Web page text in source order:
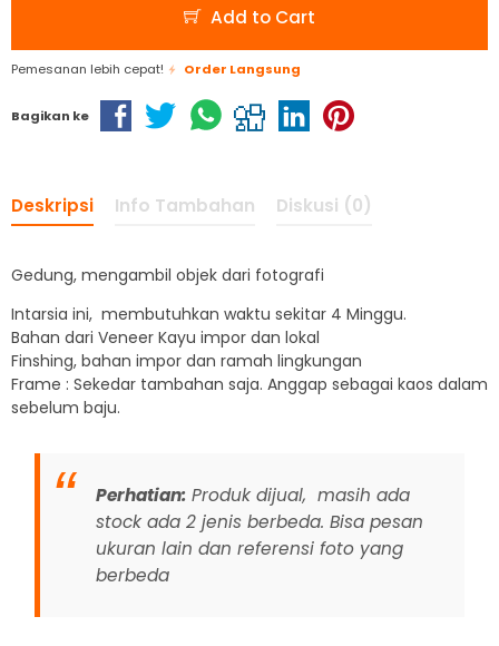
Add to Cart
Pemesanan lebih cepat! Order Langsung
Bagikan ke
Deskripsi Info Tambahan Diskusi (0)
Gedung, mengambil objek dari fotografi
Intarsia ini, membutuhkan waktu sekitar 4 Minggu.
Bahan dari Veneer Kayu impor dan lokal
Finshing, bahan impor dan ramah lingkungan
Frame : Sekedar tambahan saja. Anggap sebagai kaos dalam
sebelum baju.
Perhatian: Produk dijual, masih ada
stock ada 2 jenis berbeda. Bisa pesan
ukuran lain dan referensi foto yang
berbeda